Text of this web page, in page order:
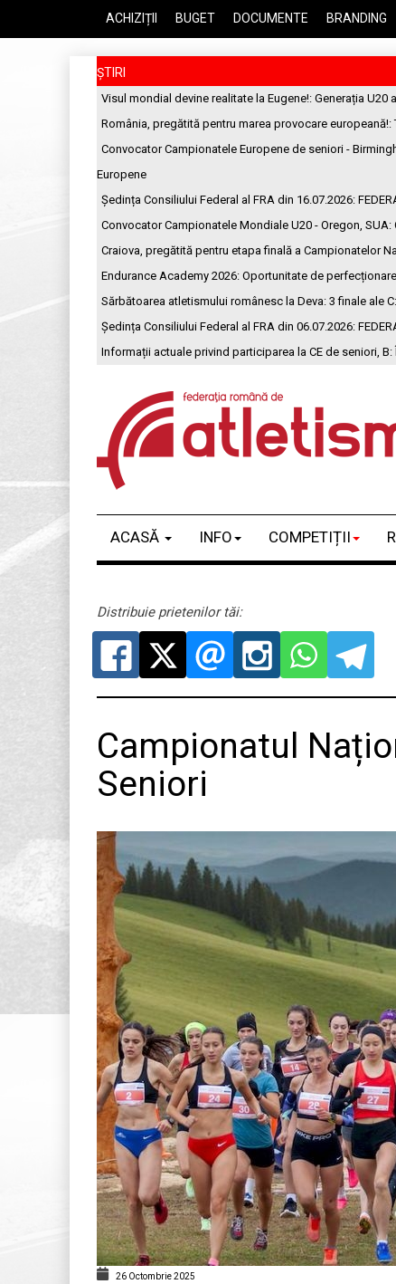
ACHIZIȚII BUGET DOCUMENTE BRANDING
ȘTIRI
Visul mondial devine realitate la Eugene!: Generația U20
România, pregătită pentru marea provocare europeană!:
Convocator Campionatele Europene de seniori -
Europene
Ședința Consiliului Federal al FRA din 16.07.2026:
Convocator Campionatele Mondiale U20 - Oregon, SUA:
Craiova, pregătită pentru etapa finală a Campionatelor Na
Endurance Academy 2026: Oportunitate de
Sărbătoarea atletismului românesc la Deva: 3 finale ale C
Ședința Consiliului Federal al FRA din 06.07.2026:
Informații actuale privind participarea la CE de seniori, B:
ACASĂ INFO COMPETIȚII
Distribuie prietenilor tăi:
Campionatul
Seniori
26 Octombrie 2025